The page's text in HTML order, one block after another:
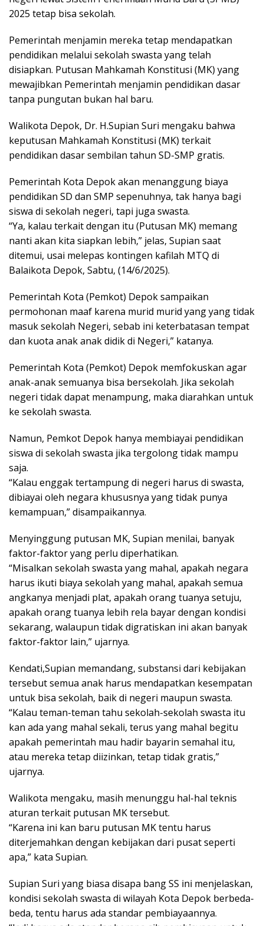
2025 tetap bisa sekolah.
Pemerintah menjamin mereka tetap mendapatkan
pendidikan melalui sekolah swasta yang telah
disiapkan. Putusan Mahkamah Konstitusi (MK) yang
mewajibkan Pemerintah menjamin pendidikan dasar
tanpa pungutan bukan hal baru.
Walikota Depok, Dr. H.Supian Suri mengaku bahwa
keputusan Mahkamah Konstitusi (MK) terkait
pendidikan dasar sembilan tahun SD-SMP gratis.
Pemerintah Kota Depok akan menanggung biaya
pendidikan SD dan SMP sepenuhnya, tak hanya bagi
siswa di sekolah negeri, tapi juga swasta.
“Ya, kalau terkait dengan itu (Putusan MK) memang
nanti akan kita siapkan lebih,” jelas, Supian saat
ditemui, usai melepas kontingen kafilah MTQ di
Balaikota Depok, Sabtu, (14/6/2025).
Pemerintah Kota (Pemkot) Depok sampaikan
permohonan maaf karena murid murid yang yang tidak
masuk sekolah Negeri, sebab ini keterbatasan tempat
dan kuota anak anak didik di Negeri,” katanya.
Pemerintah Kota (Pemkot) Depok memfokuskan agar
anak-anak semuanya bisa bersekolah. Jika sekolah
negeri tidak dapat menampung, maka diarahkan untuk
ke sekolah swasta.
Namun, Pemkot Depok hanya membiayai pendidikan
siswa di sekolah swasta jika tergolong tidak mampu
saja.
“Kalau enggak tertampung di negeri harus di swasta,
dibiayai oleh negara khususnya yang tidak punya
kemampuan,” disampaikannya.
Menyinggung putusan MK, Supian menilai, banyak
faktor-faktor yang perlu diperhatikan.
“Misalkan sekolah swasta yang mahal, apakah negara
harus ikuti biaya sekolah yang mahal, apakah semua
angkanya menjadi plat, apakah orang tuanya setuju,
apakah orang tuanya lebih rela bayar dengan kondisi
sekarang, walaupun tidak digratiskan ini akan banyak
faktor-faktor lain,” ujarnya.
Kendati,Supian memandang, substansi dari kebijakan
tersebut semua anak harus mendapatkan kesempatan
untuk bisa sekolah, baik di negeri maupun swasta.
“Kalau teman-teman tahu sekolah-sekolah swasta itu
kan ada yang mahal sekali, terus yang mahal begitu
apakah pemerintah mau hadir bayarin semahal itu,
atau mereka tetap diizinkan, tetap tidak gratis,”
ujarnya.
Walikota mengaku, masih menunggu hal-hal teknis
aturan terkait putusan MK tersebut.
“Karena ini kan baru putusan MK tentu harus
diterjemahkan dengan kebijakan dari pusat seperti
apa,” kata Supian.
Supian Suri yang biasa disapa bang SS ini menjelaskan,
kondisi sekolah swasta di wilayah Kota Depok berbeda-
beda, tentu harus ada standar pembiayaannya.